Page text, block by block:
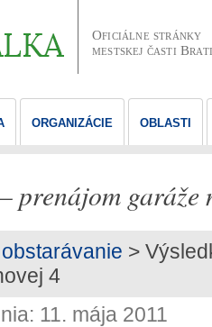
Oficiálne stránky
mestskej časti
ORGANIZÁCIE OBLASTI
prenájom garáže
>
4
11. mája 2011